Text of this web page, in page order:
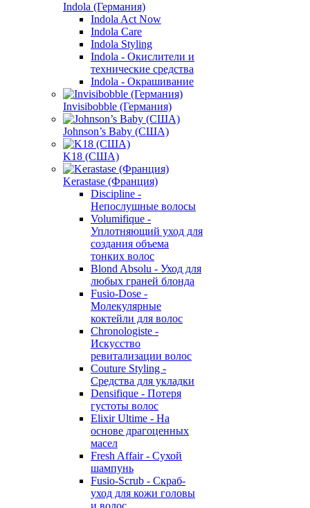
Indola (Германия)
Indola Act Now
Indola Care
Indola Styling
Indola - Окислители и
технические средства
Indola - Окрашивание
Invisibobble (Германия)
Johnson’s Baby (США)
K18 (США)
Kerastase (Франция)
Discipline -
Непослушные волосы
Volumifique -
Уплотняющий уход для
создания объема
тонких волос
Blond Absolu - Уход для
любых граней блонда
Fusio-Dose -
Молекулярные
коктейли для волос
Chronologiste -
Искусство
ревитализации волос
Couture Styling -
Средства для укладки
Densifique - Потеря
густоты волос
Elixir Ultime - На
основе драгоценных
масел
Fresh Affair - Сухой
шампунь
Fusio-Scrub - Скраб-
уход для кожи головы
и волос